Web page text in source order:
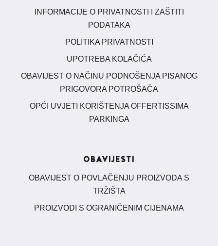
INFORMACIJE O PRIVATNOSTI I ZAŠTITI
PODATAKA
POLITIKA PRIVATNOSTI
UPOTREBA KOLAČIĆA
OBAVIJEST O NAČINU PODNOŠENJA PISANOG
PRIGOVORA POTROŠAČA
OPĆI UVJETI KORIŠTENJA OFFERTISSIMA
PARKINGA
OBAVIJESTI
OBAVIJEST O POVLAČENJU PROIZVODA S
TRŽIŠTA
PROIZVODI S OGRANIČENIM CIJENAMA